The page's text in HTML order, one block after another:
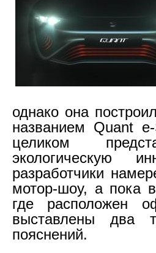
однако она
названием Quant
целиком
экологическую
разработчики
мотор-шоу, а пока
где расположен
выставлены два
пояснений.